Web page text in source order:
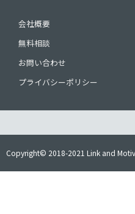
会社概要
無料相談
お問い合わせ
プライバシーポリシー
Copyright© 2018-2021 Link and